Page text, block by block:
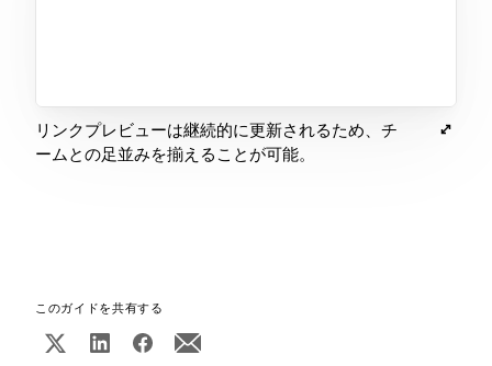
リンクプレビューは継続的に更新されるため、チ
ームとの足並みを揃えることが可能。
このガイドを共有する